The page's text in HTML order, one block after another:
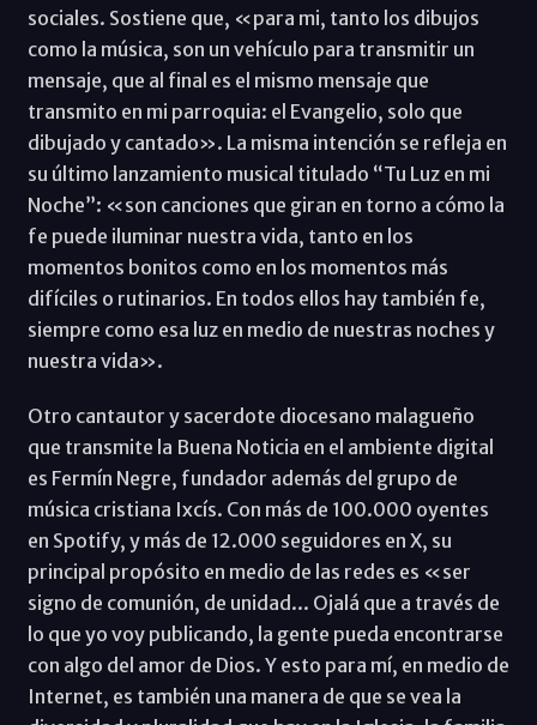
sociales. Sostiene que, «para mi, tanto los dibujos
como la música, son un vehículo para transmitir un
mensaje, que al final es el mismo mensaje que
transmito en mi parroquia: el Evangelio, solo que
dibujado y cantado». La misma intención se refleja en
su último lanzamiento musical titulado “Tu Luz en mi
Noche”: «son canciones que giran en torno a cómo la
fe puede iluminar nuestra vida, tanto en los
momentos bonitos como en los momentos más
difíciles o rutinarios. En todos ellos hay también fe,
siempre como esa luz en medio de nuestras noches y
nuestra vida».
Otro cantautor y sacerdote diocesano malagueño
que transmite la Buena Noticia en el ambiente digital
es Fermín Negre, fundador además del grupo de
música cristiana Ixcís. Con más de 100.000 oyentes
en Spotify, y más de 12.000 seguidores en X, su
principal propósito en medio de las redes es «ser
signo de comunión, de unidad... Ojalá que a través de
lo que yo voy publicando, la gente pueda encontrarse
con algo del amor de Dios. Y esto para mí, en medio de
Internet, es también una manera de que se vea la